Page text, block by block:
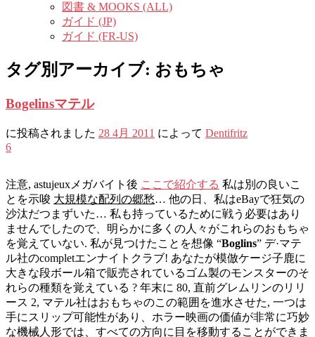
図書 & MOOKS (ALL)
ガイド (JP)
ガイド (FR-US)
タグ別アーカイブ: おもちゃ
Bogelinsマテル
に投稿されました 28 4月 2011 によって Dentifritz
6
注意, astujeuxメガバイト後 ここで紹介する 私は別の良いこ
とを示唆 大規模な配列の郷愁… 他の日、私はeBayで狂気の
沙汰だつまずいた… 私も持っているために戦う必要はあり
ませんでしたので、明らかに多くの人々がこれらのおもちゃ
を覚えていない. 私が見つけたことを想像 “Boglins” デ·マテ
ル社のcompletエンナイトクラブ! あなたが模倣ケージ子鹿に
大きな段ボール箱で販売されているゴム製のモンスターのそ
れらの種類を覚えている ? 年末に 80, 直前グレムリンのリリ
ース 2, マテル社はおもちゃのこの範囲を進水させた, 一つは
手にスリップ可能性があり、ホラー映画の価値が非常に巧妙
な機械人形では、すべての方向に目を移動することができま